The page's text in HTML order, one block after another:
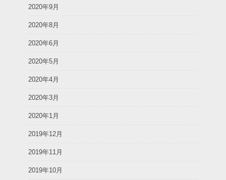
2020年9月
2020年8月
2020年6月
2020年5月
2020年4月
2020年3月
2020年1月
2019年12月
2019年11月
2019年10月